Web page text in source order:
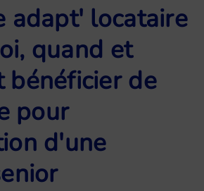
adapt' locataire
quand et
bénéficier de
pour
d'une